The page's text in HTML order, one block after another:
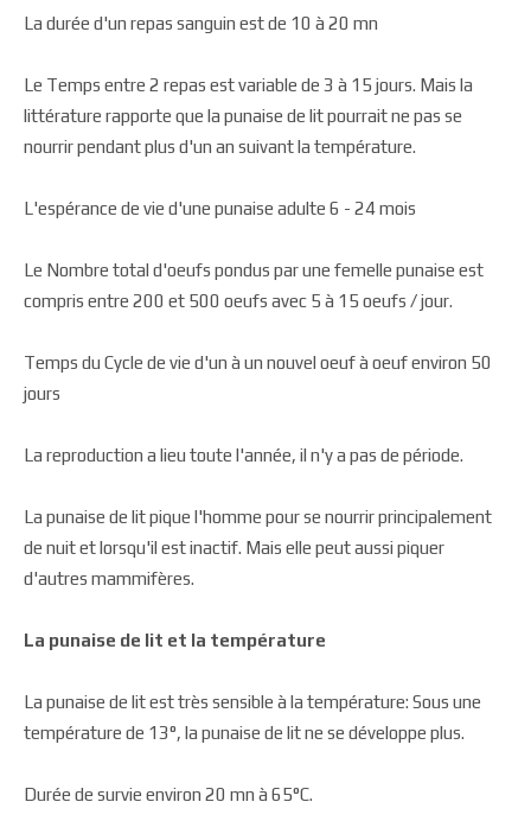
La durée d'un repas sanguin est de 10 à 20 mn
Le Temps entre 2 repas est variable de 3 à 15 jours. Mais la
littérature rapporte que la punaise de lit pourrait ne pas se
nourrir pendant plus d'un an suivant la température.
L'espérance de vie d'une punaise adulte 6 -­ 24 mois
Le Nombre total d'oeufs pondus par une femelle punaise est
compris entre 200 et 500 oeufs avec 5 à 15 oeufs / jour.
Temps du Cycle de vie d'un à un nouvel oeuf à oeuf environ 50
jours
La reproduction a lieu toute l'année, il n'y a pas de période.
La punaise de lit pique l'homme pour se nourrir principalement
de nuit et lorsqu'il est inactif. Mais elle peut aussi piquer
d'autres mammifères.
La punaise de lit et la température
La punaise de lit est très sensible à la température: Sous une
température de 13°, la punaise de lit ne se développe plus.
Durée de survie environ 20 mn à 65°C.